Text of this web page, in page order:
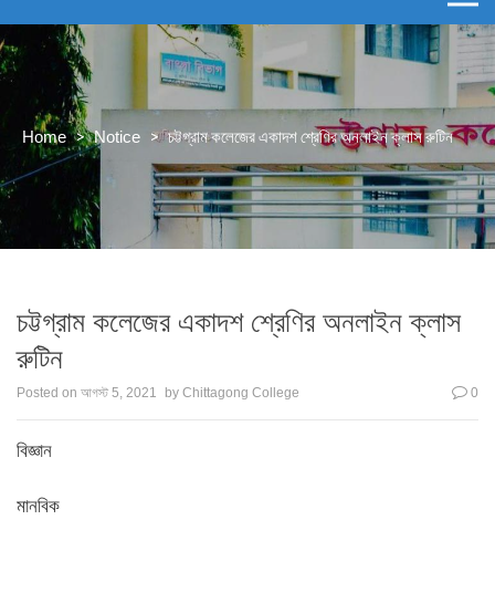
Home > Notice > চট্টগ্রাম কলেজের একাদশ শ্রেণির অনলাইন ক্লাস রুটিন
চট্টগ্রাম কলেজের একাদশ শ্রেণির অনলাইন ক্লাস
রুটিন
Posted on আগস্ট 5, 2021 by Chittagong College 0
বিজ্ঞান
মানবিক